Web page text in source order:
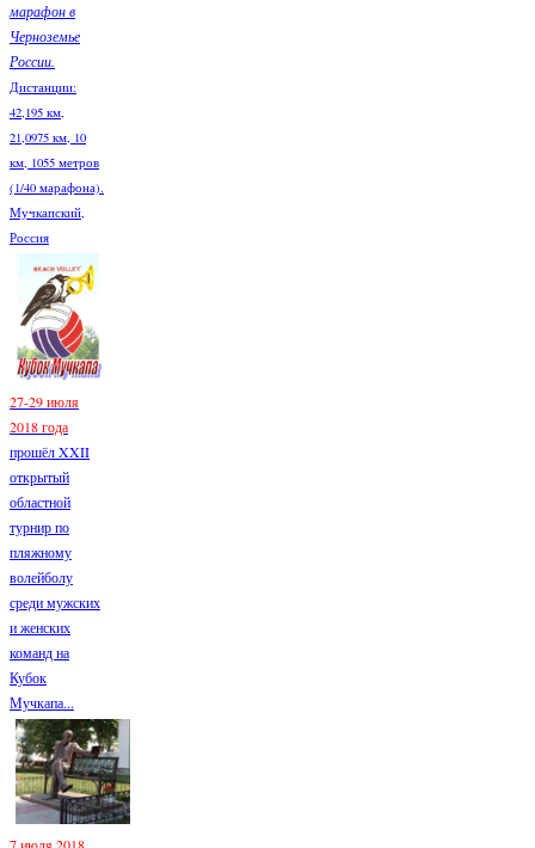
марафон в
Черноземье
России.
Дистанции:
42,195 км,
21,0975 км, 10
км, 1055 метров
(1/40 марафона).
Мучкапский,
Россия
27-29 июля
2018 года
прошёл XXII
открытый
областной
турнир по
пляжному
волейболу
среди мужских
и женских
команд на
Кубок
Мучкапа...